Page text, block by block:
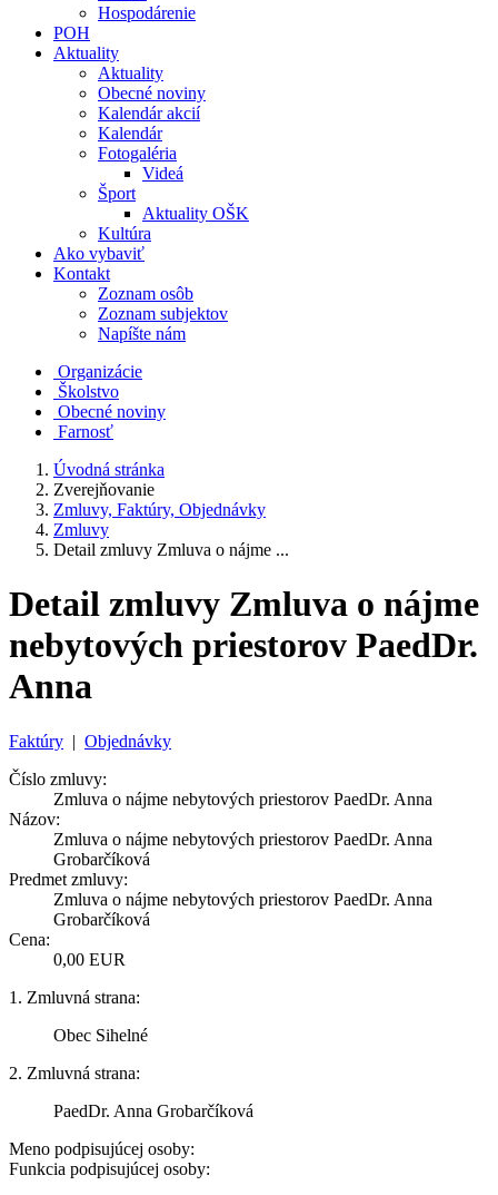
Hospodárenie
POH
Aktuality
Aktuality
Obecné noviny
Kalendár akcií
Kalendár
Fotogaléria
Videá
Šport
Aktuality OŠK
Kultúra
Ako vybaviť
Kontakt
Zoznam osôb
Zoznam subjektov
Napíšte nám
Organizácie
Školstvo
Obecné noviny
Farnosť
Úvodná stránka
Zverejňovanie
Zmluvy, Faktúry, Objednávky
Zmluvy
Detail zmluvy Zmluva o nájme ...
Detail zmluvy Zmluva o nájme
nebytových priestorov PaedDr.
Anna
Faktúry | Objednávky
Číslo zmluvy:
Zmluva o nájme nebytových priestorov PaedDr. Anna
Názov:
Zmluva o nájme nebytových priestorov PaedDr. Anna
Grobarčíková
Predmet zmluvy:
Zmluva o nájme nebytových priestorov PaedDr. Anna
Grobarčíková
Cena:
0,00 EUR
1. Zmluvná strana:
Obec Sihelné
2. Zmluvná strana:
PaedDr. Anna Grobarčíková
Meno podpisujúcej osoby:
Funkcia podpisujúcej osoby: